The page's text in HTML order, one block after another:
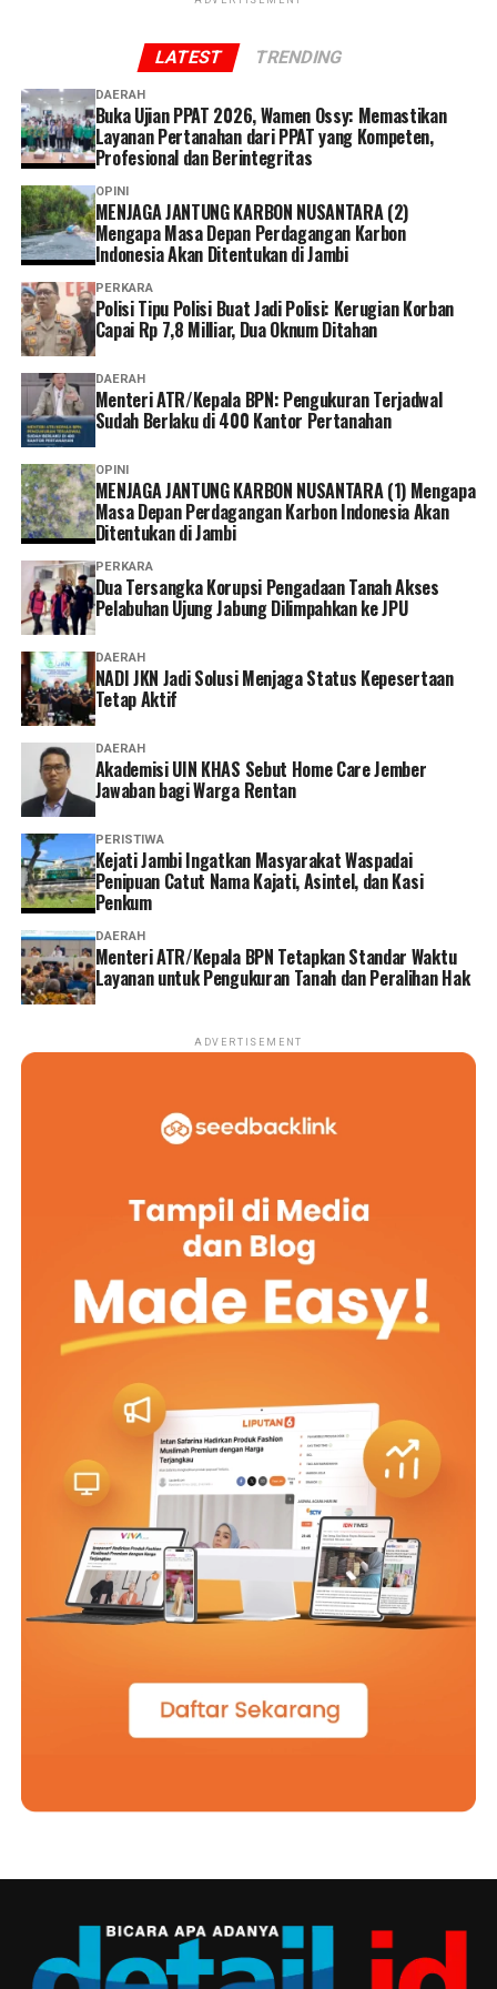
Dhia menilai layanan administrasi non tatap muka
menjadi solusi yang memudahkan peserta dalam
mengakses layanan BPJS Kesehatan.
Selain lebih praktis dan menghemat waktu, menurutnya
keberadaan berbagai kanal layanan digital memberikan
lebih banyak pilihan bagi peserta untuk mengurus
administrasi sesuai kebutuhan dan kondisi masing-
masing.
Ia pun menganggap kepesertaan JKN penting dimiliki
sebagai bentuk perlindungan kesehatan bagi diri sendiri
dan keluarga sekaligus mendukung keberlangsungan
Program JKN.
“Menurut saya, layanan non tatap muka ini sangat
memudahkan karena semua urusan administrasi bisa
diakses cukup melalui handphone. Saya berharap ke
depannya layanannya terus dikembangkan agar semakin
mudah digunakan dan kendala teknis bisa semakin
diminimalkan. Dengan begitu, peserta bisa mengurus
administrasi dengan lebih cepat tanpa harus datang dan
mengantre di kantor,” tuturnya. (*)
LATEST TRENDING
DAERAH
Buka Ujian PPAT 2026, Wamen Ossy: Memastikan
Layanan Pertanahan dari PPAT yang Kompeten,
Profesional dan Berintegritas
OPINI
MENJAGA JANTUNG KARBON NUSANTARA (2)
Mengapa Masa Depan Perdagangan Karbon
Indonesia Akan Ditentukan di Jambi
PERKARA
Polisi Tipu Polisi Buat Jadi Polisi: Kerugian Korban
Capai Rp 7,8 Milliar, Dua Oknum Ditahan
DAERAH
Menteri ATR/Kepala BPN: Pengukuran Terjadwal
Sudah Berlaku di 400 Kantor Pertanahan
OPINI
MENJAGA JANTUNG KARBON NUSANTARA (1) Mengapa
Masa Depan Perdagangan Karbon Indonesia Akan
Ditentukan di Jambi
PERKARA
Dua Tersangka Korupsi Pengadaan Tanah Akses
Pelabuhan Ujung Jabung Dilimpahkan ke JPU
DAERAH
NADI JKN Jadi Solusi Menjaga Status Kepesertaan
Tetap Aktif
DAERAH
Akademisi UIN KHAS Sebut Home Care Jember
Jawaban bagi Warga Rentan
PERISTIWA
‎Kejati Jambi Ingatkan Masyarakat Waspadai
Penipuan Catut Nama Kajati, Asintel, dan Kasi
Penkum
DAERAH
Menteri ATR/Kepala BPN Tetapkan Standar Waktu
Layanan untuk Pengukuran Tanah dan Peralihan Hak
ADVERTISEMENT